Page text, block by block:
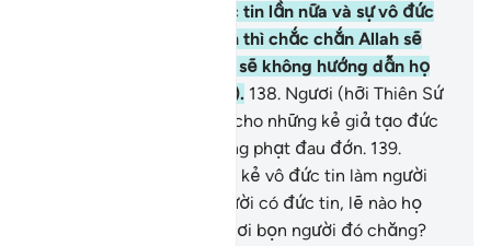
đức tin rồi phủ nhận đức tin lần nữa và sự vô đức
tin càng tăng cường hơn thì chắc chắn Allah sẽ
không tha thứ cho họ và sẽ không hướng dẫn họ
đến con đường (chân lý). 138. Ngươi (hỡi Thiên Sứ
Muhammad) hãy báo tin cho những kẻ giả tạo đức
tin rằng bọn họ sẽ bị trừng phạt đau đớn. 139.
Những ai nhận lấy những kẻ vô đức tin làm người
bảo hộ thay vì những người có đức tin, lẽ nào họ
muốn tìm quyền vinh ở nơi bọn người đó chăng?